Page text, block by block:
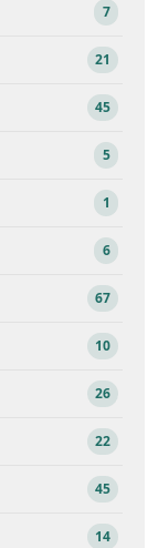
7
21
45
5
1
6
67
10
26
22
45
14